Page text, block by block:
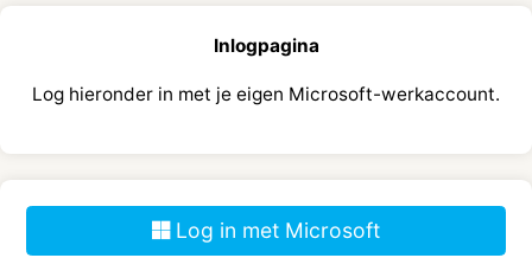
Log hieronder in met je eigen Microsoft-werkaccount.
Log in met Google